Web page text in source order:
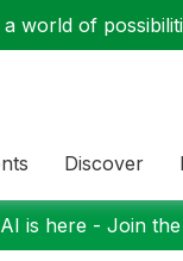
world of
Discover
is here - Join